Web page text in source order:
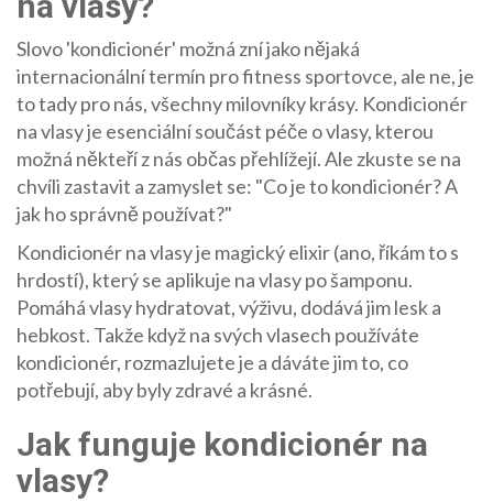
Slovo 'kondicionér' možná zní jako nějaká
internacionální termín pro fitness sportovce, ale ne, je
to tady pro nás, všechny milovníky krásy. Kondicionér
na vlasy je esenciální součást péče o vlasy, kterou
možná někteří z nás občas přehlížejí. Ale zkuste se na
chvíli zastavit a zamyslet se: "Co je to kondicionér? A
jak ho správně používat?"
Kondicionér na vlasy je magický elixir (ano, říkám to s
hrdostí), který se aplikuje na vlasy po šamponu.
Pomáhá vlasy hydratovat, výživu, dodává jim lesk a
hebkost. Takže když na svých vlasech používáte
kondicionér, rozmazlujete je a dáváte jim to, co
potřebují, aby byly zdravé a krásné.
Jak funguje kondicionér na
vlasy?